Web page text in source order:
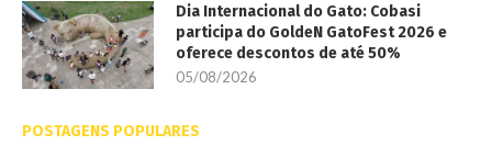
Dia Internacional do Gato: Cobasi
participa do GoldeN GatoFest 2026 e
oferece descontos de até 50%
05/08/2026
POSTAGENS POPULARES